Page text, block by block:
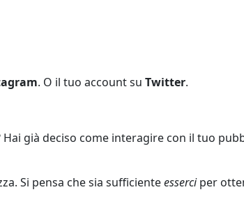
. O il tuo account su Twitter.
già deciso come interagire con il tuo
Si pensa che sia sufficienteesserciper